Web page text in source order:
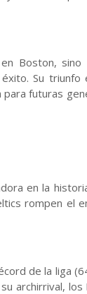
Boston, sino
Su triunfo
futuras
en la
rompen el
de la liga
archirrival, los